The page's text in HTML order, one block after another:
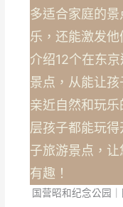
多适合家庭的
乐，还能激发
介绍12个在东
景点，从能让
亲近自然和玩
层孩子都能玩
子旅游景点，
有趣！
国营昭和纪念公园